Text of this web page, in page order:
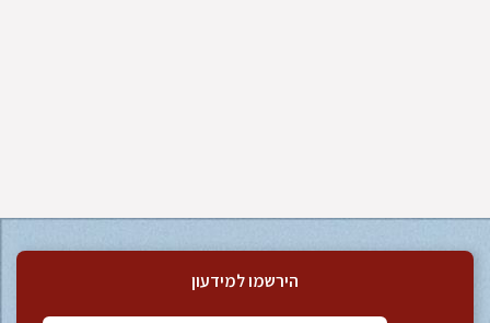
הירשמו למידעון